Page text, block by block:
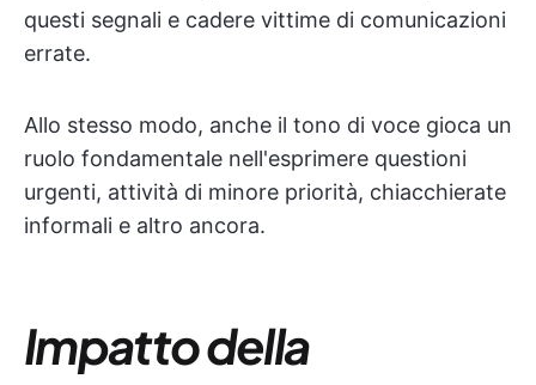
questi segnali e cadere vittime di comunicazioni
errate.
Allo stesso modo, anche il tono di voce gioca un
ruolo fondamentale nell'esprimere questioni
urgenti, attività di minore priorità, chiacchierate
informali e altro ancora.
Impatto della